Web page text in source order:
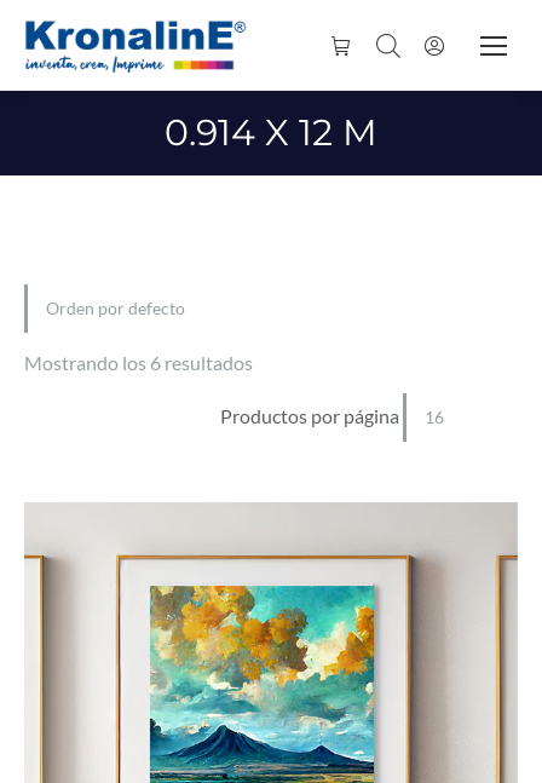
0.914 X 12 M
Mostrando los 6 resultados
Productos por página